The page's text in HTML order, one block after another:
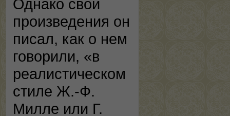
Однако свои
произведения он
писал, как о нем
говорили, «в
реалистическом
стиле Ж.-Ф.
Милле или Г.